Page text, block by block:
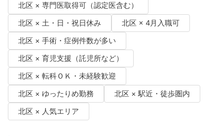
北区 × 専門医取得可（認定医含む）
北区 × 土・日・祝日休み
北区 × 4月入職可
北区 × 手術・症例件数が多い
北区 × 育児支援（託児所など）
北区 × 転科ＯＫ・未経験歓迎
北区 × ゆったりめ勤務
北区 × 駅近・徒歩圏内
北区 × 人気エリア